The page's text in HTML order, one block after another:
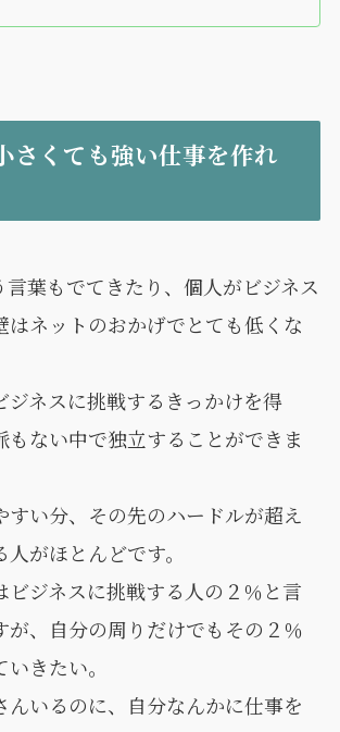
さくても強い仕事を作れ
言葉もでてきたり、個人がビジネス
はネットのおかげでとても低くな
ジネスに挑戦するきっかけを得
もない中で独立することができま
すい分、その先のハードルが超え
がほとんどです。
ビジネスに挑戦する人の２％と言
が、自分の周りだけでもその２％
きたい。
んいるのに、自分なんかに仕事を